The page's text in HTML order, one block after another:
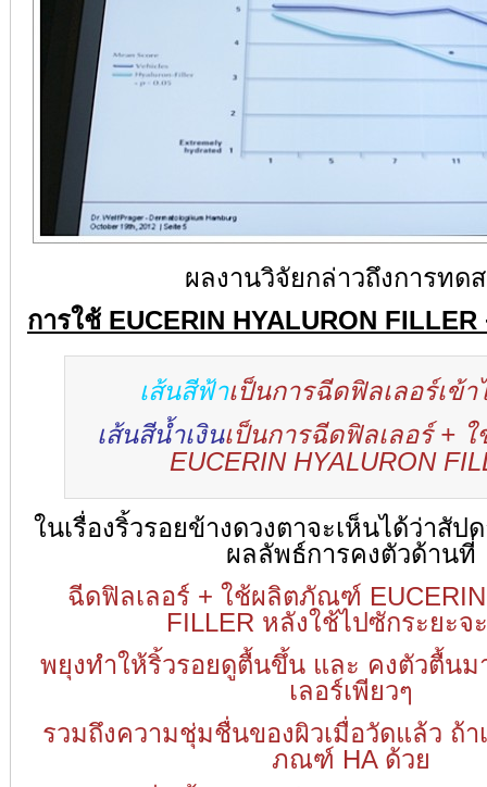
ผลงานวิจัยกล่าวถึงการทด
การใช้ EUCERIN HYALURON
เส้นสีฟ้าเป็นการฉีดฟิลเลอร์เข้า
เส้นสีน้ำเงินเป็นการฉีดฟิลเลอร์ +
EUCERIN HYALURON
ในเรื่องริ้วรอยข้างดวงตาจะเห็นได้ว่าสัป
ผลลัพธ์การคงตัวด้านที่
ฉีดฟิลเลอร์ + ใช้ผลิตภัณฑ์ EUCERIN
FILLER หลังใช้ไปซักระยะจ
พยุงทำให้ริ้วรอยดูตื้นขึ้น และ คงตัวตื้น
เลอร์เพียวๆ
รวมถึงความชุ่มชื่นของผิวเมื่อวัดแล้ว ถ้า
ภณฑ์ HA ด้วย